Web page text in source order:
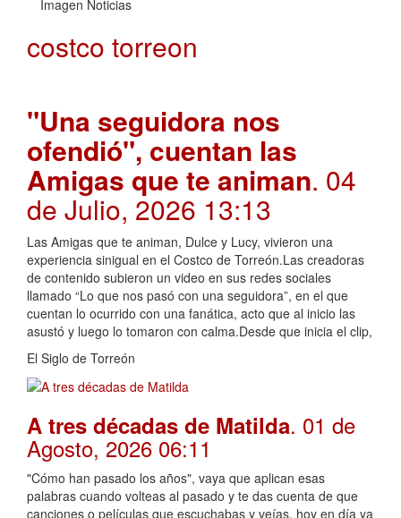
Imagen Noticias
costco torreon
"Una seguidora nos
ofendió", cuentan las
Amigas que te animan. 04
de Julio, 2026 13:13
Las Amigas que te animan, Dulce y Lucy, vivieron una
experiencia sinigual en el Costco de Torreón.Las creadoras
de contenido subieron un video en sus redes sociales
llamado “Lo que nos pasó con una seguidora”, en el que
cuentan lo ocurrido con una fanática, acto que al inicio las
asustó y luego lo tomaron con calma.Desde que inicia el clip,
El Siglo de Torreón
A tres décadas de Matilda. 01 de
Agosto, 2026 06:11
"Cómo han pasado los años", vaya que aplican esas
palabras cuando volteas al pasado y te das cuenta de que
canciones o películas que escuchabas y veías, hoy en día ya